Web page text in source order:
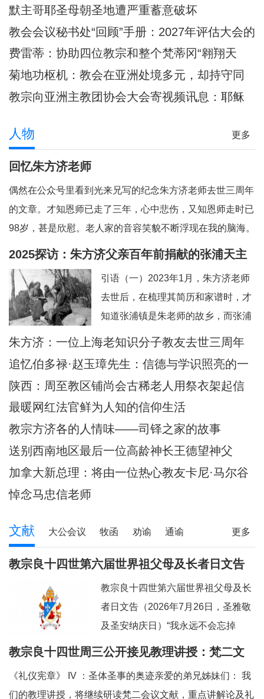
秘鲁人民视为同胞的普雷沃斯特教
宗，即将回到他度过多年传教岁月的
安第斯大地，在那里
默主哥耶圣母朝圣地遭严重蓄意破坏
教会会议秘书处“回顾”手册：2027年评估大会的
准则和指示
费雷蒂：协助四位教宗和整个梵蒂冈“翱翔天
际”的妇女
菊地功枢机：教会在亚洲处境多元，却持守同
一信仰
教宗向亚洲主教团协会大会寄视频讯息：耶稣
更多
人物
回忆朱方济老师
偶然在公众号里看到光来兄写的纪念朱方济老师去世三周年
的文章。才知恩师已走了三年，心中悲伤，又知恩师走时已
98岁，甚是欣慰。老人家的音容笑貌不断浮现在我的脑海。
一、和蔼可亲的英语老师——上海教区知识分子的典范。老
永远笑眯眯。但对我们的学习极其认真和严肃
2025探访：朱方济父亲百年前捐献的张浦天主
堂+后记：佘山校友怀念恩师
引语（一）2023年1月，朱方济老师
去世后，在梳理其简历和家谱时，才
知道张浦镇是朱老师的故乡，而张浦
最早的老堂是其父母早年捐献的祖
也提供了一些史料。当时一点也没想
到日后还有机会探访张浦堂区。2025
年2月24—28日，应苏州教区徐宏根
主教的邀请，前去苏州教区主教公署
陪伴当地神父们避
朱方济：一位上海老知识分子教友去世三周年
追忆伯多禄·赵玉璋先生：信德与学识照亮的一
生
陕西：周至教区铺尚会古稀老人用祭衣架起信
仰与文化传承之桥
最暖网红法官鲜为人知的信仰生活
教宗方济各的人情味——司铎之家的故事
送别西南地区最后一位高龄神长王德望神父
加拿大新总理：将由一位热心教友卡尼·马尔谷
担任
悼念马忠信老师
更多
文献 大公会议 牧函 劝谕 通谕
文告 其它
教宗良十四世第六届世界祖父母及长者日文告
教宗良十四世第六届世界祖父母及长
者日文告（2026年7月26日，圣雅敬
及圣安纳庆日）“我永远不会忘掉
你。”（参阅：依四十九 15）亲爱的
的口，许诺祂永远都不会忘掉我们任
教宗良十四世周三公开接见教理讲授：梵二文
《礼仪宪章》 IV ：圣体圣事的奥迹亲爱的弟兄姊妹们： 我
们的教理讲授，将继续研读梵二会议文献，重点讲解论及礼